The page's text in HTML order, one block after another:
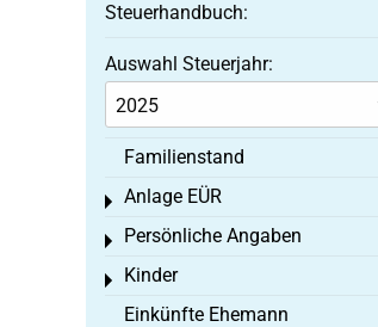
Steuerhandbuch:
Auswahl Steuerjahr:
Familienstand
Anlage EÜR
Toggle menu
Persönliche Angaben
Toggle menu
Kinder
Toggle menu
Einkünfte Ehemann